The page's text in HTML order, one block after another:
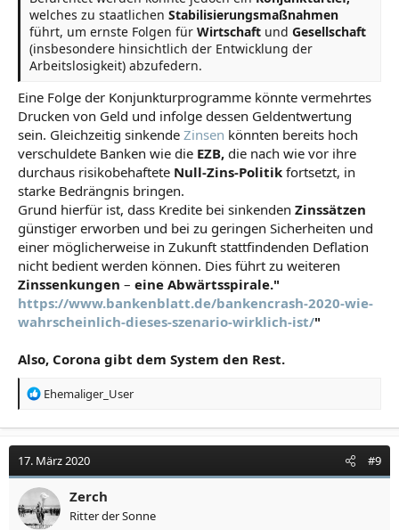
welches zu staatlichen Stabilisierungsmaßnahmen
führt, um ernste Folgen für Wirtschaft und Gesellschaft
(insbesondere hinsichtlich der Entwicklung der
Arbeitslosigkeit) abzufedern.
Eine Folge der Konjunkturprogramme könnte vermehrtes
Drucken von Geld und infolge dessen Geldentwertung
sein. Gleichzeitig sinkende Zinsen könnten bereits hoch
verschuldete Banken wie die EZB, die nach wie vor ihre
durchaus risikobehaftete Null-Zins-Politik fortsetzt, in
starke Bedrängnis bringen.
Grund hierfür ist, dass Kredite bei sinkenden Zinssätzen
günstiger erworben und bei zu geringen Sicherheiten und
einer möglicherweise in Zukunft stattfindenden Deflation
nicht bedient werden können. Dies führt zu weiteren
Zinssenkungen – eine Abwärtsspirale."
https://www.bankenblatt.de/bankencrash-2020-wie-
wahrscheinlich-dieses-szenario-wirklich-ist/"
Also, Corona gibt dem System den Rest.
R
a
t
i
o
n
e
Ehemaliger_User
17. März 2020 #9
Zerch
Ritter der Sonne